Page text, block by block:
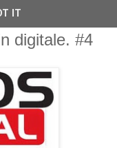
digitale. #4
IT